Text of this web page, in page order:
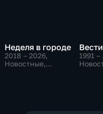
Неделя в городе
2018 – 2026,
Новостные,
Вести
1991